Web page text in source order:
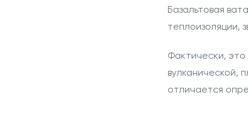
Базальтовая
теплоизоляции,
Фактически, это
вулканической,
отличается